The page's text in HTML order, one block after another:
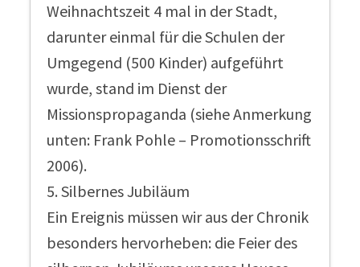
Weihnachtszeit 4 mal in der Stadt,
darunter einmal für die Schulen der
Umgegend (500 Kinder) aufgeführt
wurde, stand im Dienst der
Missionspropaganda (siehe Anmerkung
unten: Frank Pohle – Promotionsschrift
2006).
5. Silbernes Jubiläum
Ein Ereignis müssen wir aus der Chronik
besonders hervorheben: die Feier des